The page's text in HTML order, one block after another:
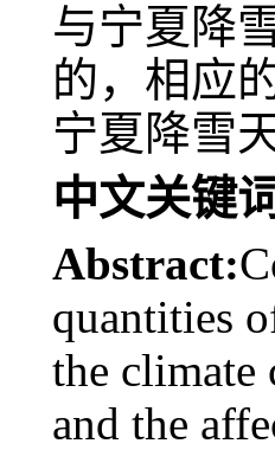
与宁夏降
的，相应
宁夏降雪
中文关键
Abstract:
quantities
the climate
and the